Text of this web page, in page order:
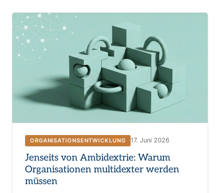
ORGANISATIONSENTWICKLUNG 17. Juni 2026
Jenseits von Ambidextrie: Warum
Organisationen multidexter werden
müssen